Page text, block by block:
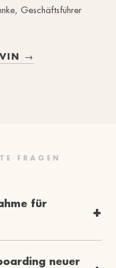
Geschäftsführer
→
FRAGEN
für
neuer